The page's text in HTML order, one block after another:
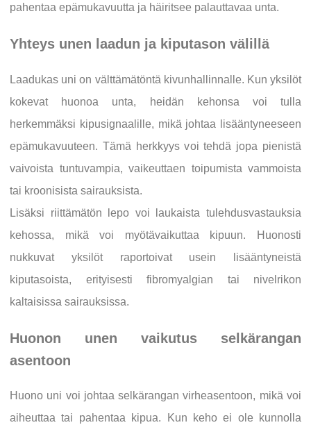
pahentaa epämukavuutta ja häiritsee palauttavaa unta.
Yhteys unen laadun ja kiputason välillä
Laadukas uni on välttämätöntä kivunhallinnalle. Kun yksilöt
kokevat huonoa unta, heidän kehonsa voi tulla
herkemmäksi kipusignaalille, mikä johtaa lisääntyneeseen
epämukavuuteen. Tämä herkkyys voi tehdä jopa pienistä
vaivoista tuntuvampia, vaikeuttaen toipumista vammoista
tai kroonisista sairauksista.
Lisäksi riittämätön lepo voi laukaista tulehdusvastauksia
kehossa, mikä voi myötävaikuttaa kipuun. Huonosti
nukkuvat yksilöt raportoivat usein lisääntyneistä
kiputasoista, erityisesti fibromyalgian tai nivelrikon
kaltaisissa sairauksissa.
Huonon unen vaikutus selkärangan
asentoon
Huono uni voi johtaa selkärangan virheasentoon, mikä voi
aiheuttaa tai pahentaa kipua. Kun keho ei ole kunnolla